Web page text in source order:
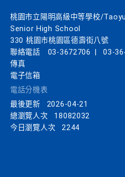
桃園市立陽明高級中等學校/
Senior High School
330 桃園市桃園區德壽街八號
聯絡電話
03-3672706
03-
傳真
電子信箱
電話分機表
最後更新
2026-04-21
總瀏覽人次
18082032
今日瀏覽人次
2244